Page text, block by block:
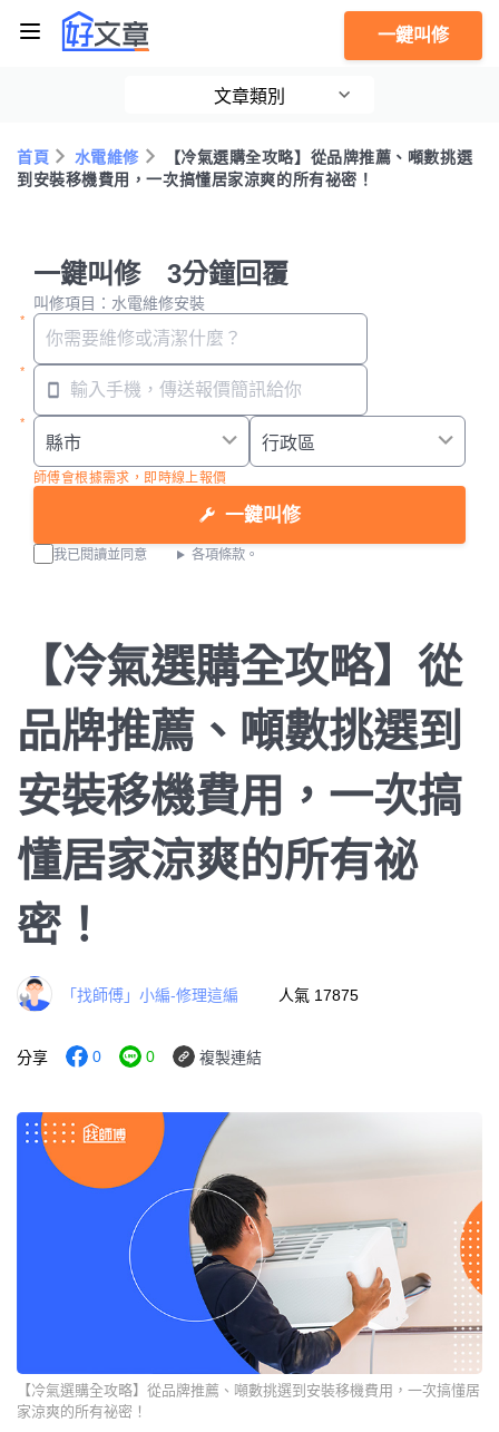
一鍵叫修
文章類別
首頁 水電維修
【冷氣選購全攻略】從品牌推薦、噸數挑選
到安裝移機費用，一次搞懂居家涼爽的所有祕密！
一鍵叫修 3分鐘回覆
叫修項目：水電維修安裝
師傅會根據需求，即時線上報價
一鍵叫修
我已閱讀並同意 各項條款。
【冷氣選購全攻略】從
品牌推薦、噸數挑選到
安裝移機費用，一次搞
懂居家涼爽的所有祕
密！
「找師傅」小編-修理這編 人氣 17875
分享 0 0 複製連結
【冷氣選購全攻略】從品牌推薦、噸數挑選到安裝移機費用，一次搞懂居
家涼爽的所有祕密！